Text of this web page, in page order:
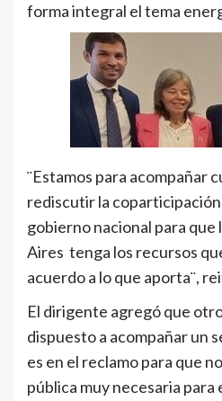
forma integral el tema
¨Estamos para acompañar
rediscutir la
gobierno nacional para que
Aires tenga los recursos
acuerdo a lo que aporta¨,
El dirigente agregó que
dispuesto a acompañar un
es en el reclamo para que
pública muy necesaria para